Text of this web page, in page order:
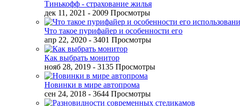
Тинькофф - страхование жилья
дек 11, 2021 - 2009 Просмотры
Что такое пурифайер и особенности его
апр 22, 2020 - 3401 Просмотры
Как выбрать монитор
нояб 28, 2019 - 3135 Просмотры
Новинки в мире автопрома
сен 24, 2018 - 3644 Просмотры